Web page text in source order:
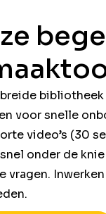
voor snelle
video’s (30
onder de
vragen.